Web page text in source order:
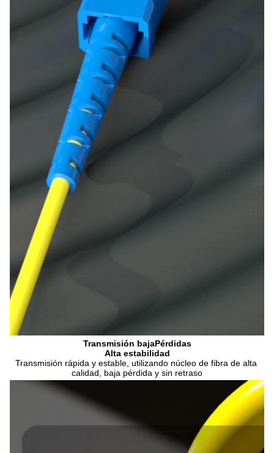
Transmisión bajaPérdidas
Alta estabilidad
Transmisión rápida y estable, utilizando núcleo de fibra de alta
calidad, baja pérdida y sin retraso